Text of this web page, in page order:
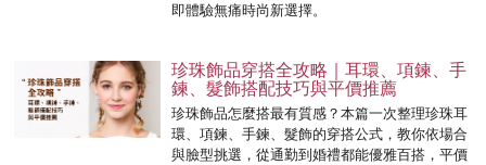
即體驗無痛時尚新選擇。
珍珠飾品穿搭全攻略｜耳環、項鍊、手
鍊、髮飾搭配技巧與平價推薦
珍珠飾品怎麼搭最有質感？本篇一次整理珍珠耳
環、項鍊、手鍊、髮飾的穿搭公式，教你依場合
與臉型挑選，從通勤到婚禮都能優雅百搭，平價